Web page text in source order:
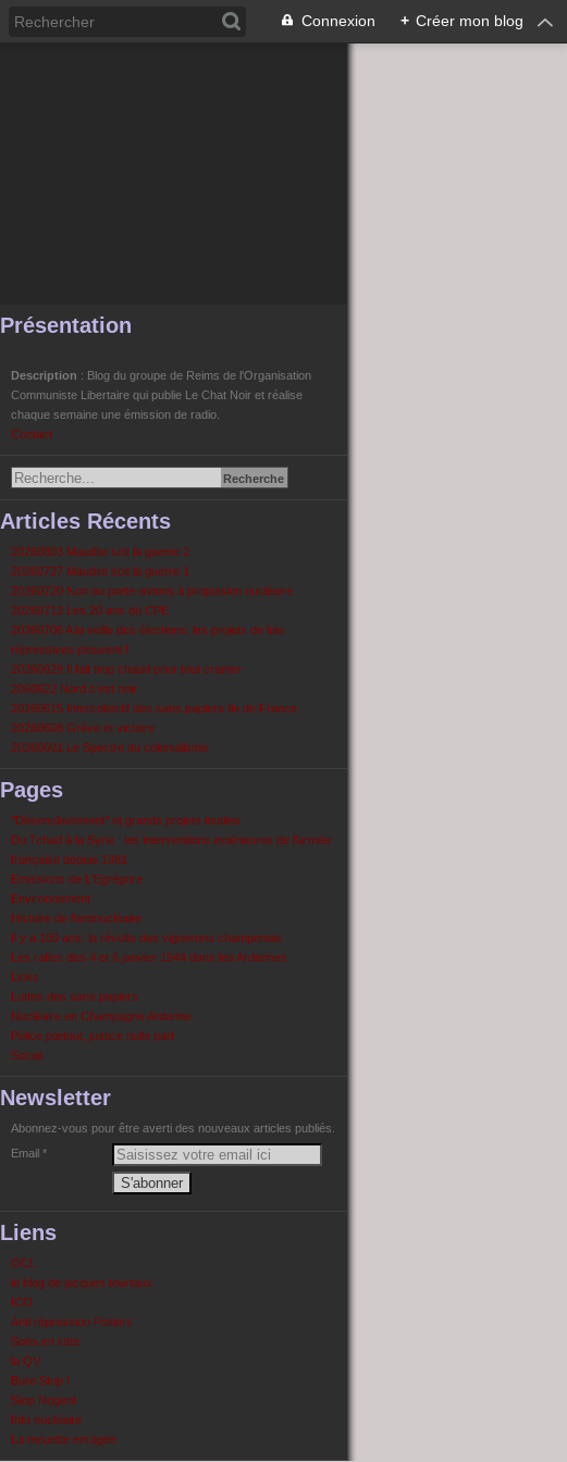
Connexion + Créer mon blog
Présentation
Description : Blog du groupe de Reims de l'Organisation
Communiste Libertaire qui publie Le Chat Noir et réalise
chaque semaine une émission de radio.
Contact
Articles Récents
20260803 Maudite soit la guerre 2
20260727 Maudite soit la guerre 1
20260720 Non au porte-avions à propulsion nucléaire
20260713 Les 20 ans du CPE
20260706 A la veille des élections, les projets de lois
répressives pleuvent !
20260629 Il fait trop chaud pour tout cramer
2060622 Nord c’est noir
20260615 Intercollectif des sans papiers Ile de France
20260608 Grève et victoire
20260601 Le Spectre du colonialisme
Pages
‘‘Désenclavement’’ et grands projets inutiles
Du Tchad à la Syrie : les interventions extérieures de l’armée
française depuis 1981
Emissions de L'Egrégore
Environnement
Histoire de l'antinucléaire
Il y a 100 ans, la révolte des vignerons champenois
Les rafles des 4 et 6 janvier 1944 dans les Ardennes
Links
Luttes des sans papiers
Nucléaire en Champagne Ardenne
Police partout, justice nulle part
Social
Newsletter
Abonnez-vous pour être averti des nouveaux articles publiés.
Email
Liens
OCL
le blog de jacques tourtaux
ICO
Anti répression Poitiers
Sons en lutte
la QV
Bure Stop !
Stop Nogent
Info nucléaire
La mouette enragée